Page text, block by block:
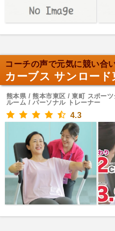
コーチの声で元気に競い合
カーブス サンロード
熊本県 / 熊本市東区 / 東町 スポー
ルーム / パーソナル トレーナー
4.3